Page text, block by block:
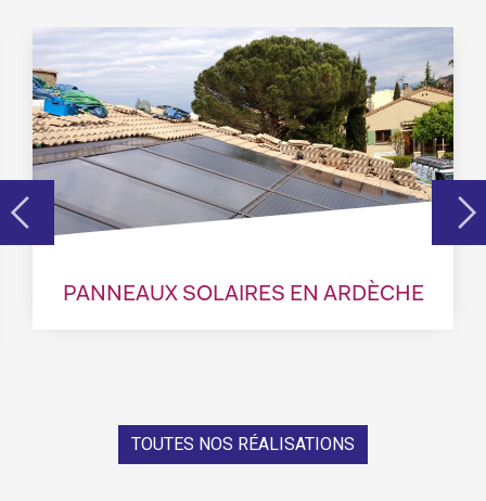
PANNEAUX SOLAIRES EN ARDÈCHE
TOUTES NOS RÉALISATIONS